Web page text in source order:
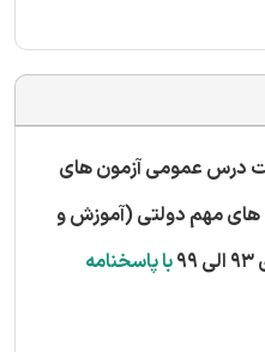
هفت درس عمومی آزمون های
های مهم دولتی (آموزش و
با پاسخنامه